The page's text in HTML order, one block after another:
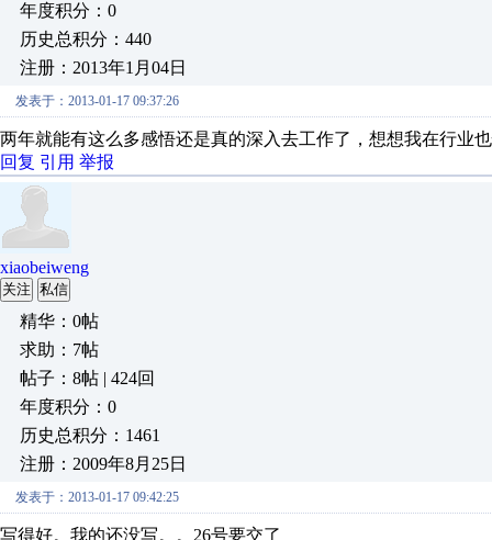
年度积分：0
历史总积分：440
注册：2013年1月04日
发表于：2013-01-17 09:37:26
两年就能有这么多感悟还是真的深入去工作了，想想我在行业
回复 引用 举报
xiaobeiweng
关注 私信
精华：0帖
求助：7帖
帖子：8帖 | 424回
年度积分：0
历史总积分：1461
注册：2009年8月25日
发表于：2013-01-17 09:42:25
写得好。我的还没写。。26号要交了